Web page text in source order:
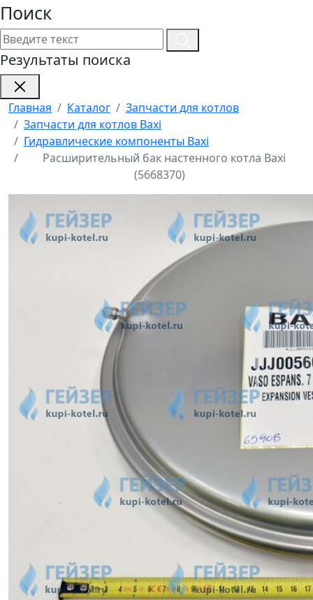
Поиск
Результаты поиска
Главная Каталог
Запчасти для котлов
Запчасти для котлов Baxi
Гидравлические компоненты Baxi
Расширительный бак настенного котла Baxi
(5668370)